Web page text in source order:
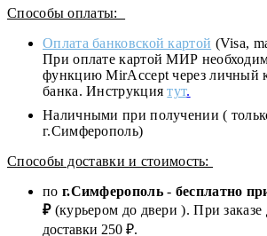
Способы оплаты:
Оплата банковской картой (Visa,
При оплате картой МИР
функцию MirAccept через личный
банка. Инструкциятут.
Наличными при получении (
г.Симферополь)
Способы доставки и стоимость:
по г.Симферополь- бесплатно
₽(курьером до двери ). При заказе
доставки 250 ₽.